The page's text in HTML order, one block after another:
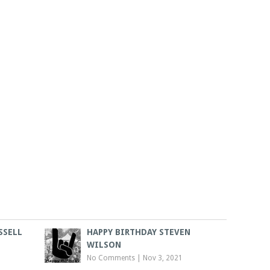
HAPPY BIRTHDAY STEVEN
WILSON
No Comments Nov 3, 2021